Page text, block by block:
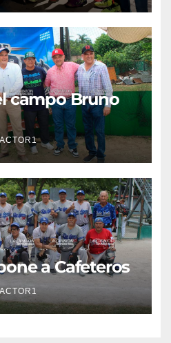
campo Bruno
a Cafeteros